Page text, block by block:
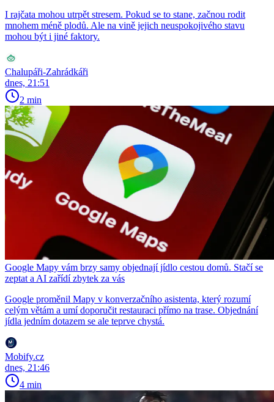
I rajčata mohou utrpět stresem. Pokud se to stane, začnou rodit
mnohem méně plodů. Ale na vině jejich neuspokojivého stavu
mohou být i jiné faktory.
Chalupáři-Zahrádkáři
dnes, 21:51
2 min
Google Mapy vám brzy samy objednají jídlo cestou domů. Stačí se
zeptat a AI zařídí zbytek za vás
Google proměnil Mapy v konverzačního asistenta, který rozumí
celým větám a umí doporučit restauraci přímo na trase. Objednání
jídla jedním dotazem se ale teprve chystá.
Mobify.cz
dnes, 21:46
4 min